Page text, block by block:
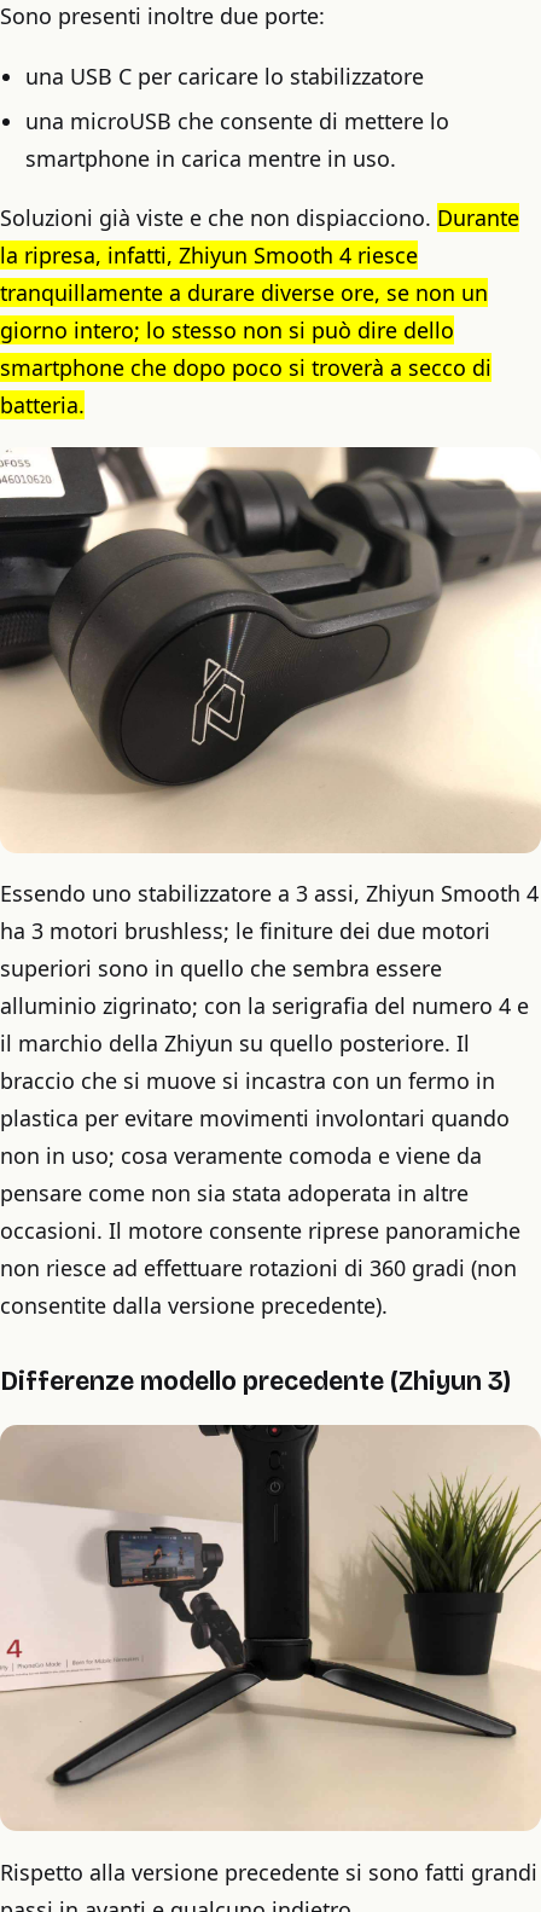
Sono presenti inoltre due porte:
una USB C per caricare lo stabilizzatore
una microUSB che consente di mettere lo
smartphone in carica mentre in uso.
Soluzioni già viste e che non dispiacciono. Durante
la ripresa, infatti, Zhiyun Smooth 4 riesce
tranquillamente a durare diverse ore, se non un
giorno intero; lo stesso non si può dire dello
smartphone che dopo poco si troverà a secco di
batteria.
Essendo uno stabilizzatore a 3 assi, Zhiyun Smooth 4
ha 3 motori brushless; le finiture dei due motori
superiori sono in quello che sembra essere
alluminio zigrinato; con la serigrafia del numero 4 e
il marchio della Zhiyun su quello posteriore. Il
braccio che si muove si incastra con un fermo in
plastica per evitare movimenti involontari quando
non in uso; cosa veramente comoda e viene da
pensare come non sia stata adoperata in altre
occasioni. Il motore consente riprese panoramiche
non riesce ad effettuare rotazioni di 360 gradi (non
consentite dalla versione precedente).
Differenze modello precedente (Zhiyun 3)
Rispetto alla versione precedente si sono fatti grandi